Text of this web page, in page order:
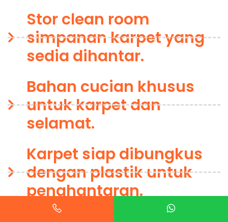
Stor clean room
simpanan karpet yang
sedia dihantar.
Bahan cucian khusus
untuk karpet dan
selamat.
Karpet siap dibungkus
dengan plastik untuk
penghantaran.